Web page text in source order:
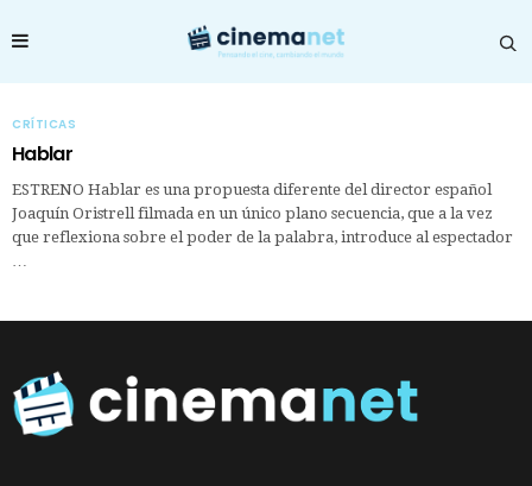
CRÍTICAS
Hablar
ESTRENO Hablar es una propuesta diferente del director español
Joaquín Oristrell filmada en un único plano secuencia, que a la vez
que reflexiona sobre el poder de la palabra, introduce al espectador